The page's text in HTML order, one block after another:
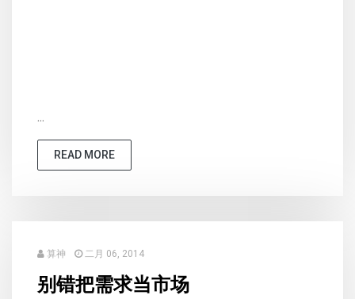
...
READ MORE
算神 二月 06, 2014
别错把需求当市场